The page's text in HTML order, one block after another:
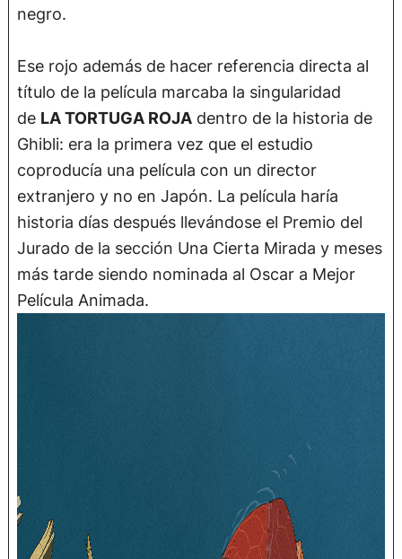
negro.
Ese rojo además de hacer referencia directa al
título de la película marcaba la singularidad
de LA TORTUGA ROJA dentro de la historia de
Ghibli: era la primera vez que el estudio
coproducía una película con un director
extranjero y no en Japón. La película haría
historia días después llevándose el Premio del
Jurado de la sección Una Cierta Mirada y meses
más tarde siendo nominada al Oscar a Mejor
Película Animada.